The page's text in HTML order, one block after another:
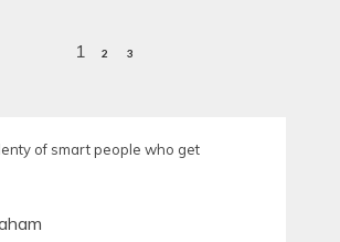
Posts1 2 3
of smart people who get